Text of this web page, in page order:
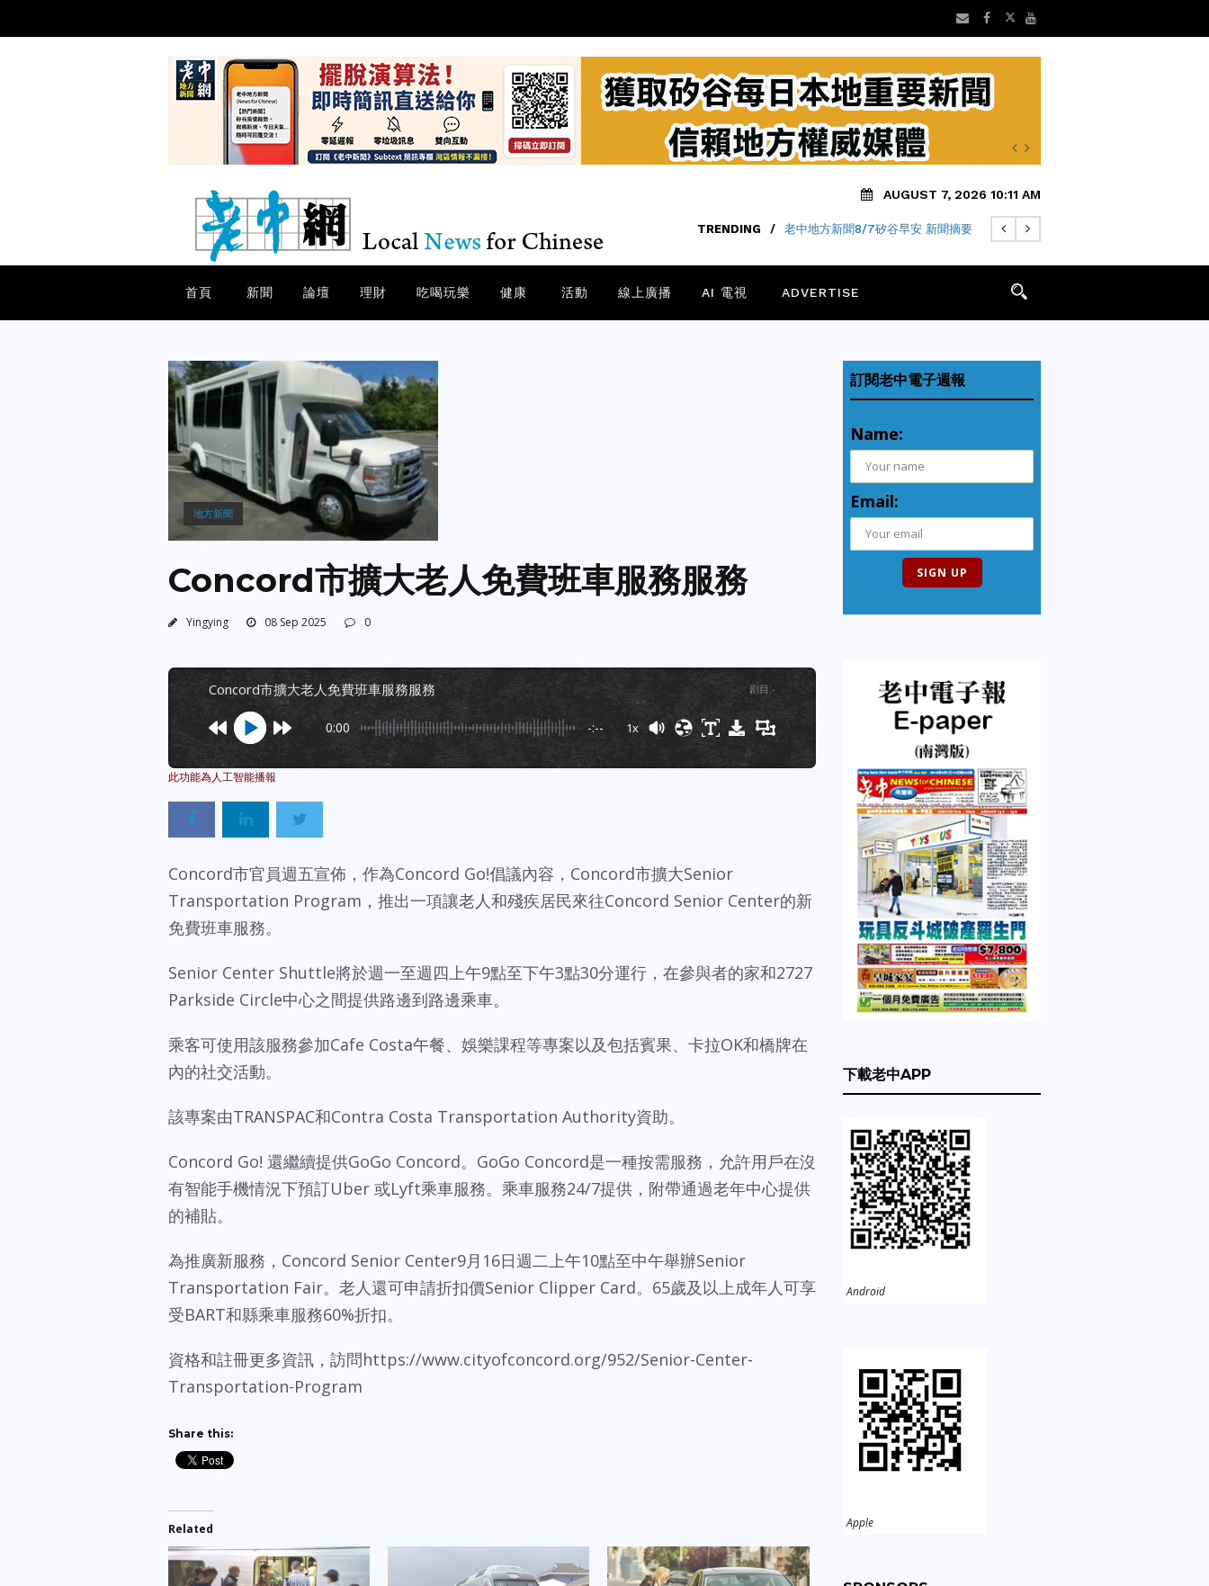
AUGUST 7, 2026 10:11 AM
TRENDING / 老中地方新聞8/7矽谷早安 新聞摘要
首頁 新聞 論壇 理財 吃喝玩樂 健康 活動 線上廣播 AI 電視 ADVERTISE
地方新聞
Concord市擴大老人免費班車服務服務
Yingying 08 Sep 2025 0
concord市擴大老人免費班車服務服務 剧目 :-
0:00 -:-- 1x
Powered By
Concord市官員週五宣佈，作為Concord Go!倡議內容，Concord市擴大Senior
Transportation Program，推出一項讓老人和殘疾居民來往Concord Senior Center的新
免費班車服務。
Senior Center Shuttle將於週一至週四上午9點至下午3點30分運行，在參與者的家和2727
Parkside Circle中心之間提供路邊到路邊乘車。
乘客可使用該服務參加Cafe Costa午餐、娛樂課程等專案以及包括賓果、卡拉OK和橋牌在
內的社交活動。
該專案由TRANSPAC和Contra Costa Transportation Authority資助。
Concord Go! 還繼續提供GoGo Concord。GoGo Concord是一種按需服務，允許用戶在沒
有智能手機情況下預訂Uber 或Lyft乘車服務。乘車服務24/7提供，附帶通過老年中心提供
的補貼。
為推廣新服務，Concord Senior Center9月16日週二上午10點至中午舉辦Senior
Transportation Fair。老人還可申請折扣價Senior Clipper Card。65歲及以上成年人可享
受BART和縣乘車服務60%折扣。
資格和註冊更多資訊，訪問https://www.cityofconcord.org/952/Senior-Center-
Transportation-Program
Share this:
Related
訂閱老中電子週報
Name:
Email:
下載老中APP
Android
Apple